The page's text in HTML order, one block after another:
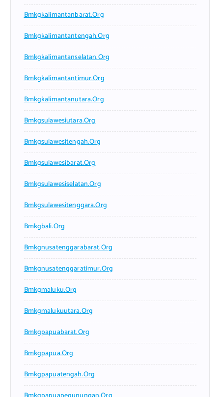
Bmkgkalimantanbarat.org
Bmkgkalimantantengah.org
Bmkgkalimantanselatan.org
Bmkgkalimantantimur.org
Bmkgkalimantanutara.org
Bmkgsulawesiutara.org
Bmkgsulawesitengah.org
Bmkgsulawesibarat.org
Bmkgsulawesiselatan.org
Bmkgsulawesitenggara.org
Bmkgbali.org
Bmkgnusatenggarabarat.org
Bmkgnusatenggaratimur.org
Bmkgmaluku.org
Bmkgmalukuutara.org
Bmkgpapuabarat.org
Bmkgpapua.org
Bmkgpapuatengah.org